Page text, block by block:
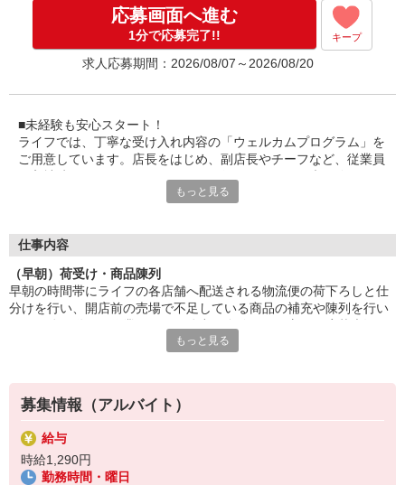
応募画面へ進む
1分で応募完了!! キープ
求人応募期間：2026/08/07～2026/08/20
■未経験も安心スタート！
ライフでは、丁寧な受け入れ内容の「ウェルカムプログラム」を
ご用意しています。店長をはじめ、副店長やチーフなど、従業員
バイトデビューの方も安心。雰囲気やチームワークのよさなど、
■笑顔で働ける職場
アットホームな雰囲気のお店です。長期で活躍するスタッフに
は、お客さまから笑顔でお声がけをいただくことも。最初は、覚
えていただく作業が多く感じるかもしれませんが、難しいお仕事
はありませんので、どなたでも楽しく働くことができます。
もっと見る
仕事内容
（早朝）荷受け・商品陳列
早朝の時間帯にライフの各店舗へ配送される物流便の荷下ろしと仕
分けを行い、開店前の売場で不足している商品の補充や陳列を行い
迎！お客さまと直接やりとりすることがないので、黙々とお仕事し
もっと見る
募集情報（アルバイト）
給与
時給1,290円
勤務時間・曜日